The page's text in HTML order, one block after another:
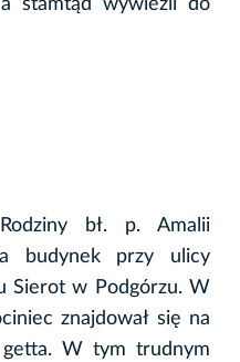
bł. p. Amalii
budynek przy ulicy
Sierot w Podgórzu. W
znajdował się na
getta. W tym trudnym